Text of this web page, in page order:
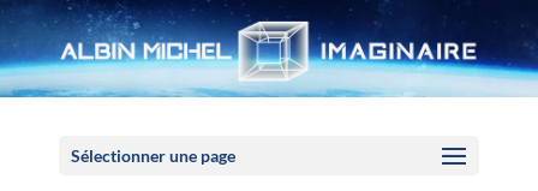
Sélectionner une page
Panneau de gestion des cookies